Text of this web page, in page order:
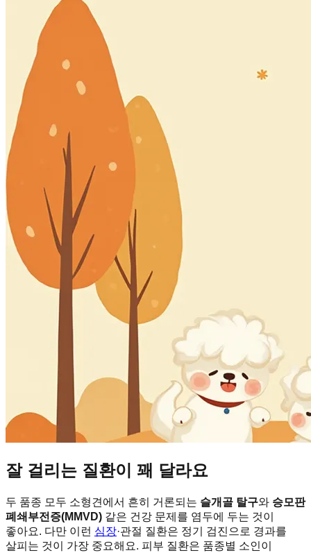
잘 걸리는 질환이 꽤 달라요
두 품종 모두 소형견에서 흔히 거론되는 슬개골 탈구와 승모판
폐쇄부전증(MMVD) 같은 건강 문제를 염두에 두는 것이
좋아요. 다만 이런 심장·관절 질환은 정기 검진으로 경과를
살피는 것이 가장 중요해요. 피부 질환은 품종별 소인이